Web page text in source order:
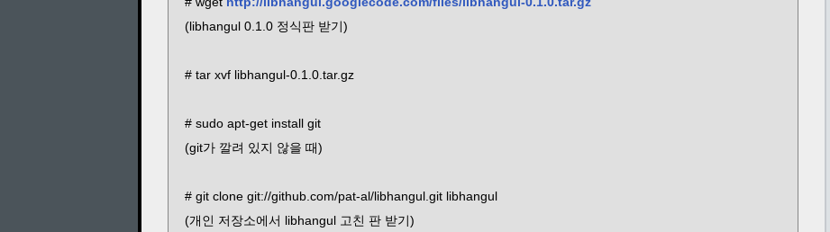
(libhangul 0.1.0 정식판 받기)
# tar xvf libhangul-0.1.0.tar.gz
# sudo apt-get install git
(git가 깔려 있지 않을 때)
# git clone git://github.com/pat-al/libhangul.git libhangul
(개인 저장소에서 libhangul 고친 판 받기)